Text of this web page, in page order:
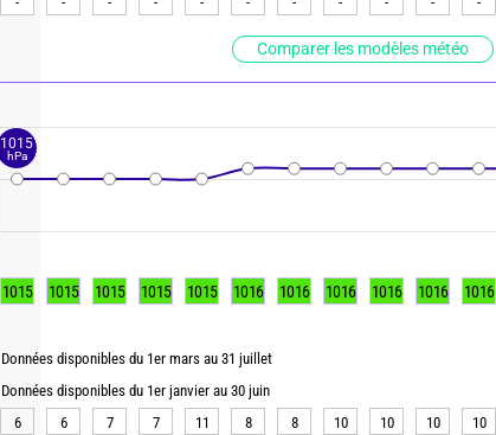
Comparer les modèles météo
1015 1015 1015 1015 1015 1016 1016 1016 1016 1016 1016
Données disponibles du 1er mars au 31 juillet
Données disponibles du 1er janvier au 30 juin
6
6 7 7 11 8 8 10 10 10 10
1015
hPa